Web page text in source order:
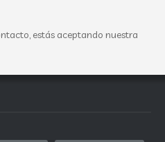
estás aceptando nuestra